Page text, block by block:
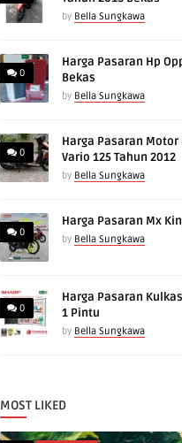
by Bella Sungkawa
0
Harga Pasaran Hp
Bekas
by Bella Sungkawa
0
Harga Pasaran Motor
Vario 125 Tahun 2012
by Bella Sungkawa
0
Harga Pasaran Mx
by Bella Sungkawa
0
Harga Pasaran
1 Pintu
by Bella Sungkawa
MOST LIKED